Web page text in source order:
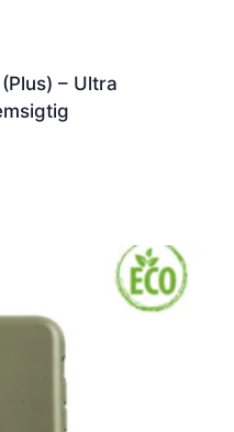
– Ultra